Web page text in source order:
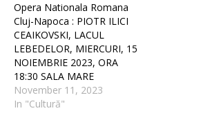
Opera Nationala Romana
Cluj-Napoca : PIOTR ILICI
CEAIKOVSKI, LACUL
LEBEDELOR, MIERCURI, 15
NOIEMBRIE 2023, ORA
18:30 SALA MARE
November 11, 2023
In "Cultură"